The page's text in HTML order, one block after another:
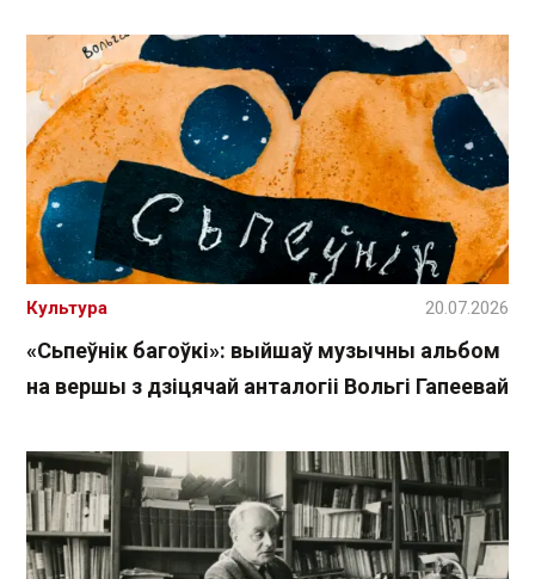
«Сьпеўнік багоўкі»: выйшаў музычны альбом
на вершы з дзіцячай анталогіі Вольгі Гапеевай
Культура 20.07.2026